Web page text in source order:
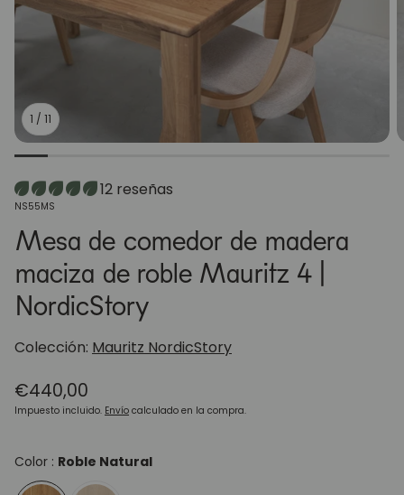
1 / 11
12 reseñas
SKU:
NS55MS
Mesa de comedor de madera
maciza de roble Mauritz 4 |
NordicStory
Colección: Mauritz NordicStory
Precio
regular
€440,00
Impuesto incluido. Envío calculado en la compra.
Color : Roble Natural